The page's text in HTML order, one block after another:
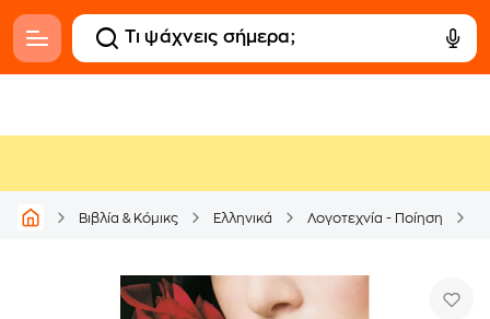
Βιβλία & Κόμικς Ελληνικά Λογοτεχνία - Ποίηση